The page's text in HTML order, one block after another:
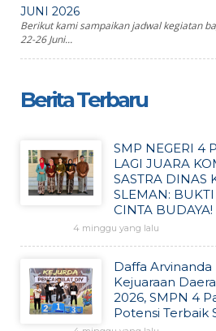
JUNI 2026
Berikut kami sampaikan jadwal kegiatan
22-26 Juni...
Berita Terbaru
SMP NEGERI 4
LAGI JUARA
SASTRA DINAS
SLEMAN:
CINTA BUDAYA!
4 minggu yang lalu
Daffa Arvinanda
Kejuaraan
2026, SMPN 4
Potensi Terbaik